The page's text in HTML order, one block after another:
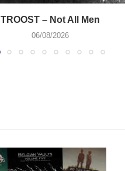
TROOST – Not All Men
06/08/2026